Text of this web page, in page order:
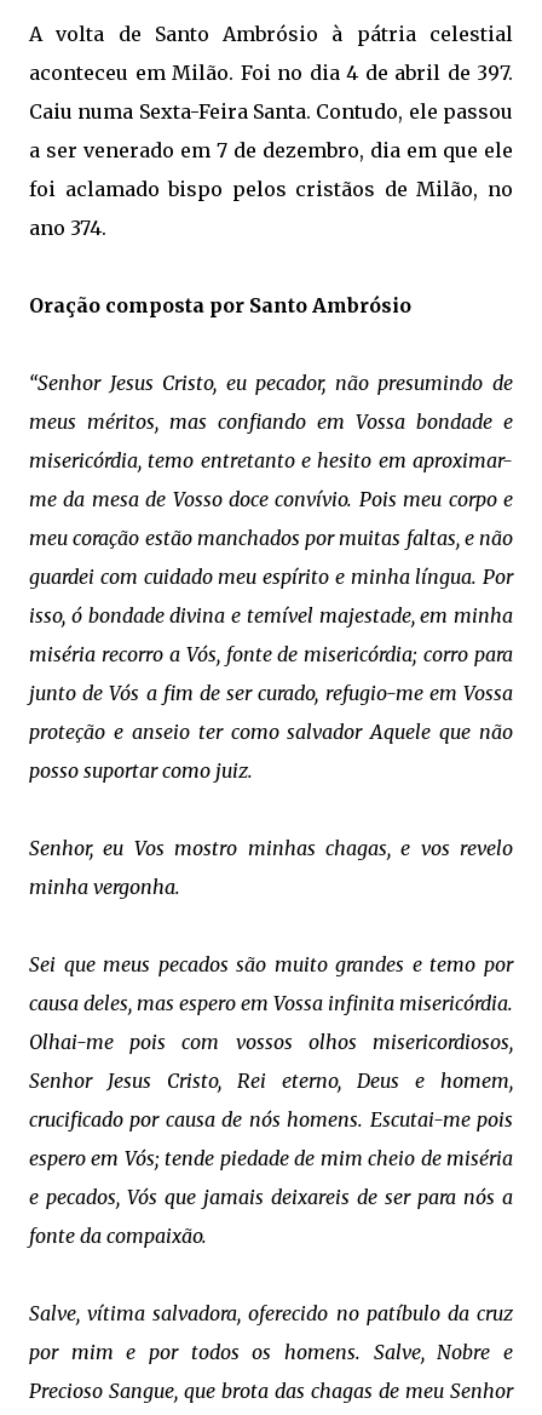
A volta de Santo Ambrósio à pátria celestial
aconteceu em Milão. Foi no dia 4 de abril de 397.
Caiu numa Sexta-Feira Santa. Contudo, ele passou
a ser venerado em 7 de dezembro, dia em que ele
foi aclamado bispo pelos cristãos de Milão, no
ano 374.
Oração composta por Santo Ambrósio
“Senhor Jesus Cristo, eu pecador, não presumindo de
meus méritos, mas confiando em Vossa bondade e
misericórdia, temo entretanto e hesito em aproximar-
me da mesa de Vosso doce convívio. Pois meu corpo e
meu coração estão manchados por muitas faltas, e não
guardei com cuidado meu espírito e minha língua. Por
isso, ó bondade divina e temível majestade, em minha
miséria recorro a Vós, fonte de misericórdia; corro para
junto de Vós a fim de ser curado, refugio-me em Vossa
proteção e anseio ter como salvador Aquele que não
posso suportar como juiz.
Senhor, eu Vos mostro minhas chagas, e vos revelo
minha vergonha.
Sei que meus pecados são muito grandes e temo por
causa deles, mas espero em Vossa infinita misericórdia.
Olhai-me pois com vossos olhos misericordiosos,
Senhor Jesus Cristo, Rei eterno, Deus e homem,
crucificado por causa de nós homens. Escutai-me pois
espero em Vós; tende piedade de mim cheio de miséria
e pecados, Vós que jamais deixareis de ser para nós a
fonte da compaixão.
Salve, vítima salvadora, oferecido no patíbulo da cruz
por mim e por todos os homens. Salve, Nobre e
Precioso Sangue, que brota das chagas de meu Senhor